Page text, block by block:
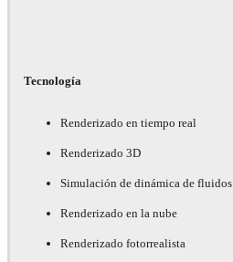
Tecnología
Renderizado en tiempo real
Renderizado 3D
Simulación de dinámica de fluidos
Renderizado en la nube
Renderizado fotorrealista